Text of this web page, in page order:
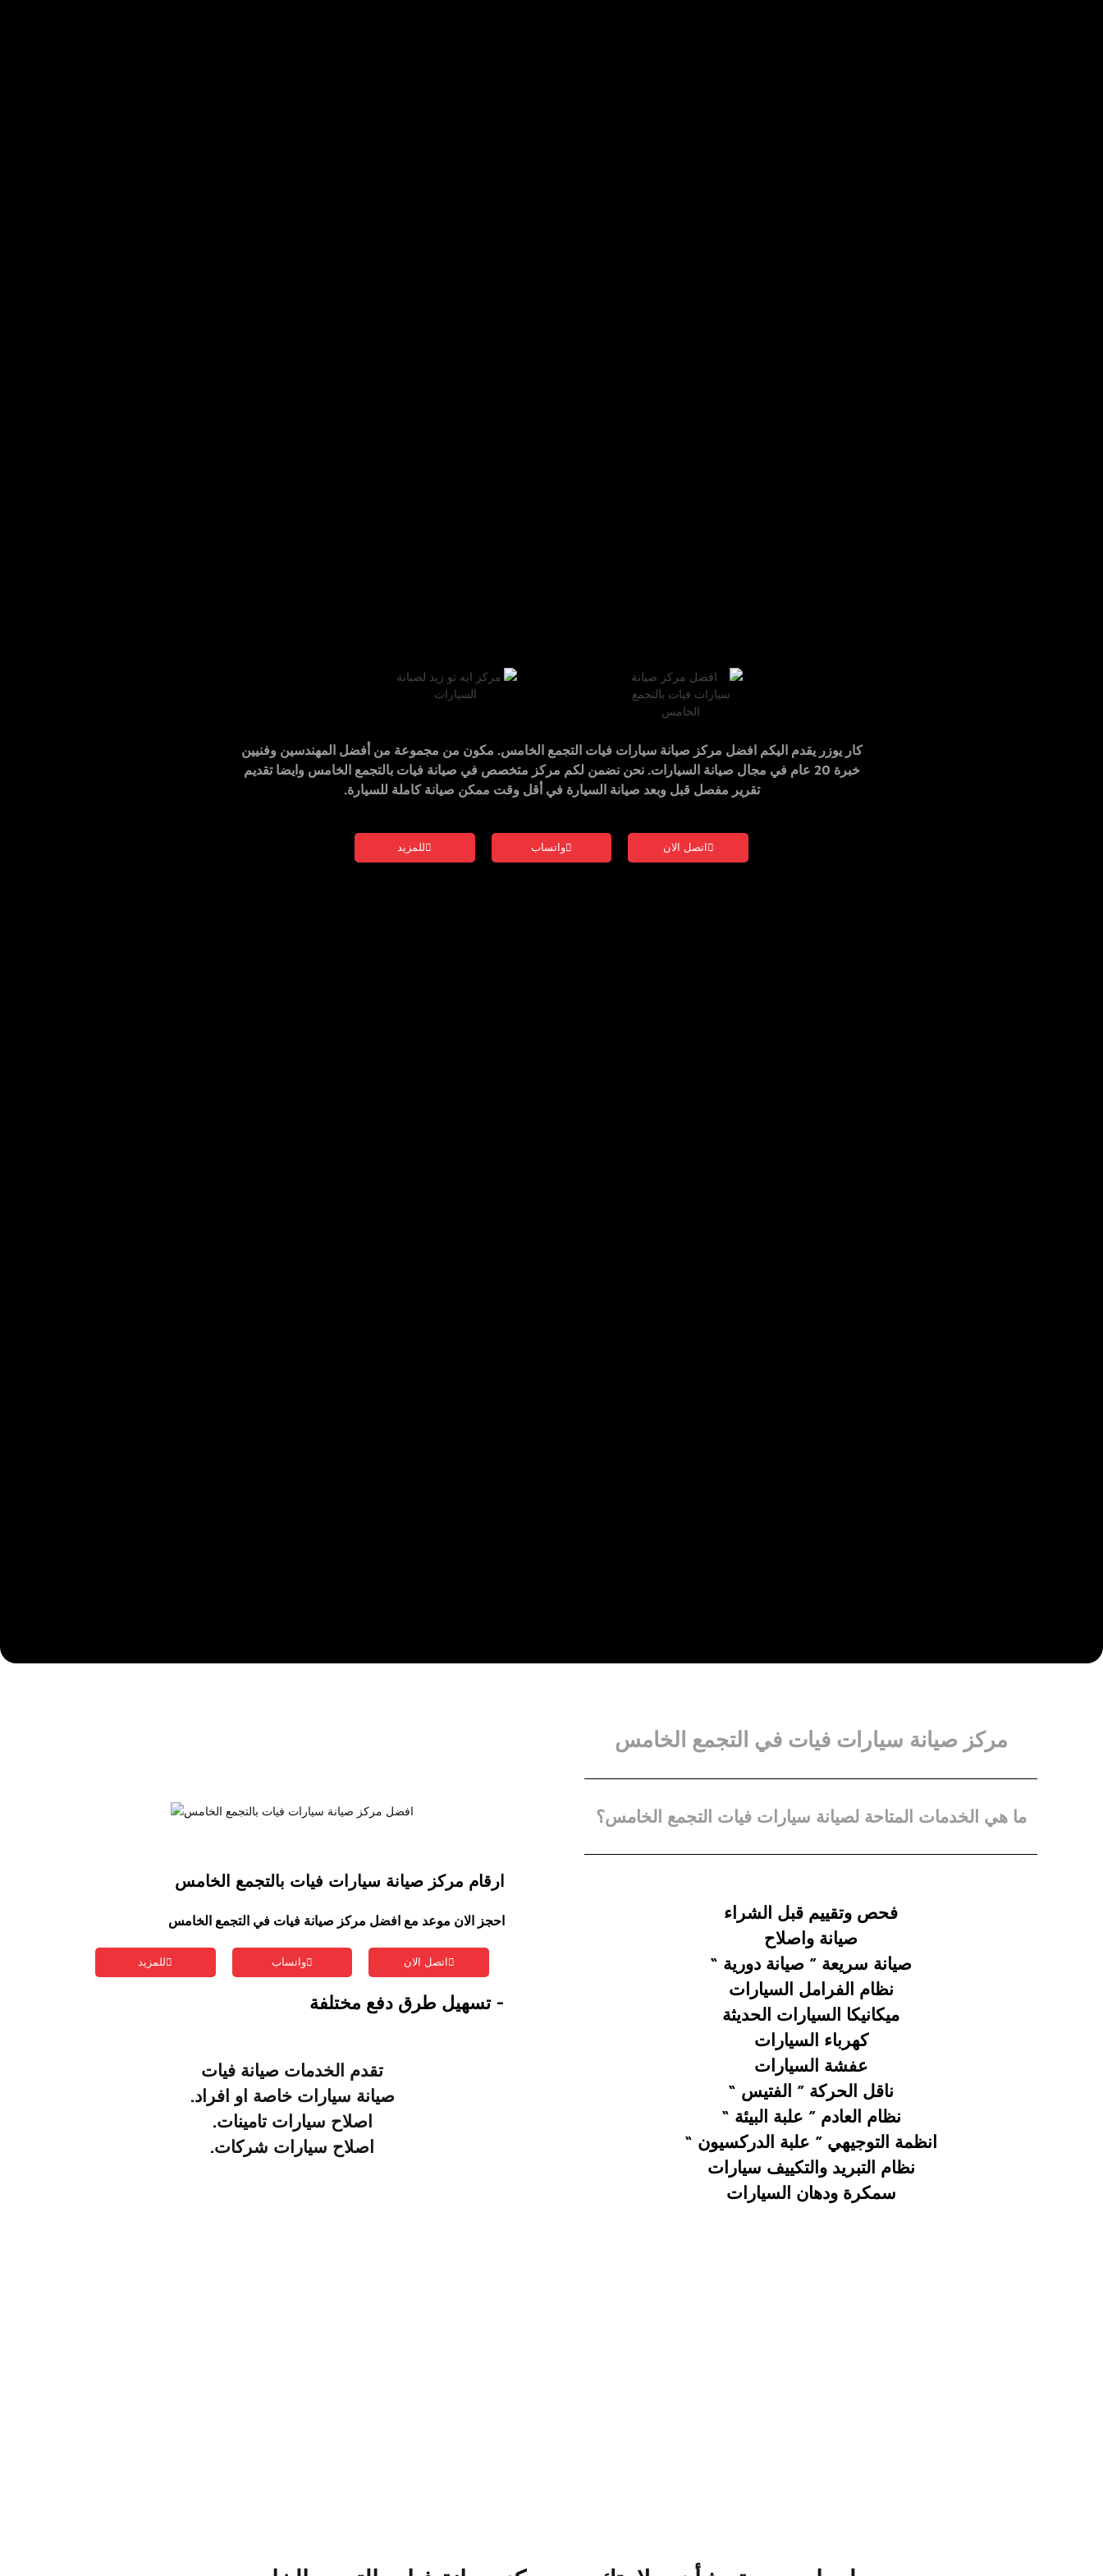
كار يوزر يقدم اليكم افضل مركز صيانة سيارات فيات التجمع الخامس. مكون من مجموعة من أفضل المهندسين وفنيين
خبرة 20 عام في مجال صيانة السيارات. نحن نضمن لكم
مركز متخصص في صيانة فيات بالتجمع الخامس وايضا تقديم
تقرير مفصل قبل وبعد صيانة السيارة في أقل وقت ممكن صيانة كاملة للسيارة.
اتصل الان واتساب للمزيد
مركز صيانة سيارات فيات في التجمع الخامس
ما هي الخدمات المتاحة لصيانة سيارات فيات التجمع الخامس؟
فحص وتقييم قبل الشراء
صيانة واصلاح
صيانة سريعة ” صيانة دورية “
نظام الفرامل السيارات
ميكانيكا السيارات الحديثة
كهرباء السيارات
عفشة السيارات
ناقل الحركة ” الفتيس “
نظام العادم ” علبة البيئة “
انظمة التوجيهي ” علبة الدركسيون “
نظام التبريد والتكييف سيارات
سمكرة ودهان السيارات
ارقام مركز صيانة سيارات فيات بالتجمع الخامس
احجز الان موعد مع افضل مركز صيانة فيات في التجمع الخامس
اتصل الان واتساب للمزيد
- تسهيل طرق دفع مختلفة
تقدم الخدمات صيانة فيات
صيانة سيارات خاصة او افراد.
اصلاح سيارات تامينات.
اصلاح سيارات شركات.